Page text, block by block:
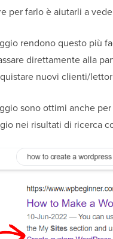
per farlo è aiutarli a
rendono questo più
direttamente alla
nuovi clienti/
sono ottimi anche
nei risultati di ricerca